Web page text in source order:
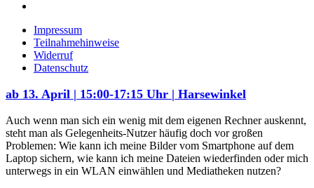
Impressum
Teilnahmehinweise
Widerruf
Datenschutz
ab 13. April | 15:00-17:15 Uhr | Harsewinkel
Auch wenn man sich ein wenig mit dem eigenen Rechner auskennt,
steht man als Gelegenheits-Nutzer häufig doch vor großen
Problemen: Wie kann ich meine Bilder vom Smartphone auf dem
Laptop sichern, wie kann ich meine Dateien wiederfinden oder mich
unterwegs in ein WLAN einwählen und Mediatheken nutzen?